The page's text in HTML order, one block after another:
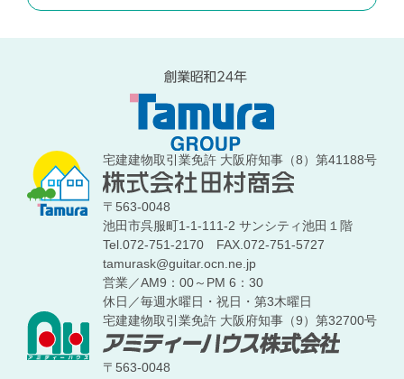
宅建建物取引業免許 大阪府知事（8）第41188号
〒563-0048
池田市呉服町1-1-111-2 サンシティ池田１階
Tel.072-751-2170FAX.072-751-5727
tamurask@guitar.ocn.ne.jp
営業／AM9：00～PM 6：30
休日／毎週水曜日・祝日・第3木曜日
宅建建物取引業免許 大阪府知事（9）第32700号
〒563-0048